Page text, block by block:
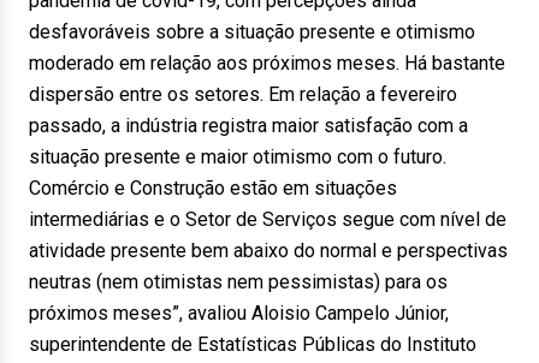
desfavoráveis sobre a situação presente e otimismo
moderado em relação aos próximos meses. Há bastante
dispersão entre os setores. Em relação a fevereiro
passado, a indústria registra maior satisfação com a
situação presente e maior otimismo com o futuro.
Comércio e Construção estão em situações
intermediárias e o Setor de Serviços segue com nível de
atividade presente bem abaixo do normal e perspectivas
neutras (nem otimistas nem pessimistas) para os
próximos meses”, avaliou Aloisio Campelo Júnior,
superintendente de Estatísticas Públicas do Instituto